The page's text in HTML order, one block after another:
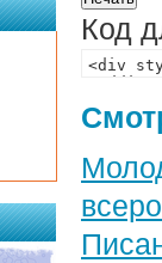
Код